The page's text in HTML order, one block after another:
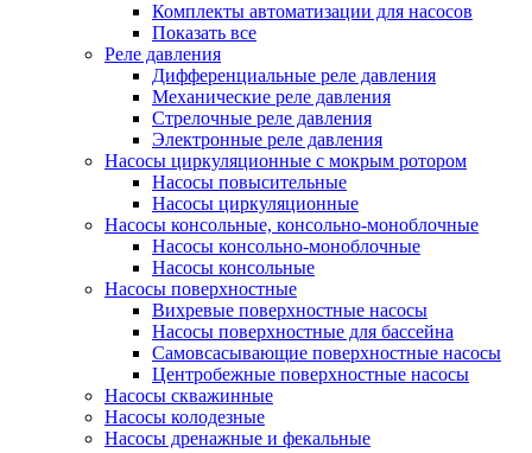
Комплекты автоматизации для насосов
Показать все
Реле давления
Дифференциальные реле давления
Механические реле давления
Стрелочные реле давления
Электронные реле давления
Насосы циркуляционные с мокрым ротором
Насосы повысительные
Насосы циркуляционные
Насосы консольные, консольно-моноблочные
Насосы консольно-моноблочные
Насосы консольные
Насосы поверхностные
Вихревые поверхностные насосы
Насосы поверхностные для бассейна
Самовсасывающие поверхностные насосы
Центробежные поверхностные насосы
Насосы скважинные
Насосы колодезные
Насосы дренажные и фекальные